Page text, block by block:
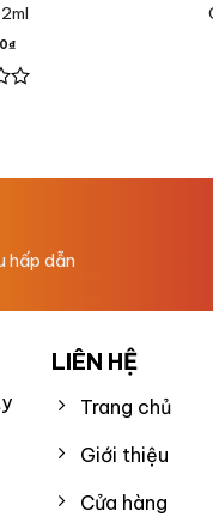
₫
hấp dẫn
LIÊN HỆ
Trang chủ
Giới thiệu
Cửa hàng